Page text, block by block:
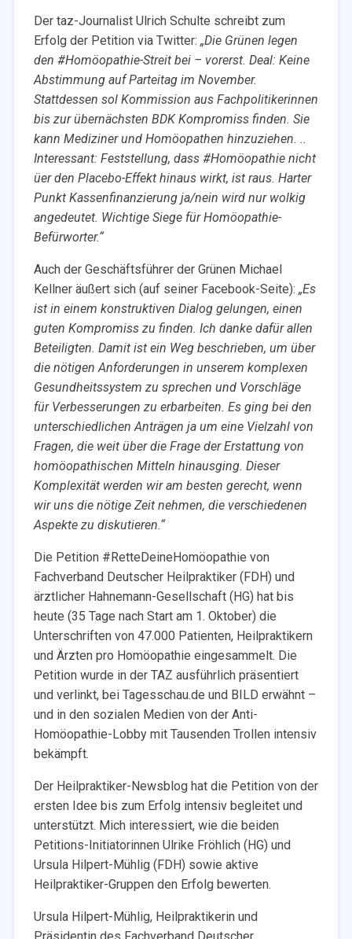
Der taz-Journalist Ulrich Schulte schreibt zum
Erfolg der Petition via Twitter: „Die Grünen legen
den #Homöopathie-Streit bei – vorerst. Deal: Keine
Abstimmung auf Parteitag im November.
Stattdessen sol Kommission aus Fachpolitikerinnen
bis zur übernächsten BDK Kompromiss finden. Sie
kann Mediziner und Homöopathen hinzuziehen. ..
Interessant: Feststellung, dass #Homöopathie nicht
üer den Placebo-Effekt hinaus wirkt, ist raus. Harter
Punkt Kassenfinanzierung ja/nein wird nur wolkig
angedeutet. Wichtige Siege für Homöopathie-
Befürworter.“
Auch der Geschäftsführer der Grünen Michael
Kellner äußert sich (auf seiner Facebook-Seite): „Es
ist in einem konstruktiven Dialog gelungen, einen
guten Kompromiss zu finden. Ich danke dafür allen
Beteiligten. Damit ist ein Weg beschrieben, um über
die nötigen Anforderungen in unserem komplexen
Gesundheitssystem zu sprechen und Vorschläge
für Verbesserungen zu erbarbeiten. Es ging bei den
unterschiedlichen Anträgen ja um eine Vielzahl von
Fragen, die weit über die Frage der Erstattung von
homöopathischen Mitteln hinausging. Dieser
Komplexität werden wir am besten gerecht, wenn
wir uns die nötige Zeit nehmen, die verschiedenen
Aspekte zu diskutieren.“
Die Petition #RetteDeineHomöopathie von
Fachverband Deutscher Heilpraktiker (FDH) und
ärztlicher Hahnemann-Gesellschaft (HG) hat bis
heute (35 Tage nach Start am 1. Oktober) die
Unterschriften von 47.000 Patienten, Heilpraktikern
und Ärzten pro Homöopathie eingesammelt. Die
Petition wurde in der TAZ ausführlich präsentiert
und verlinkt, bei Tagesschau.de und BILD erwähnt –
und in den sozialen Medien von der Anti-
Homöopathie-Lobby mit Tausenden Trollen intensiv
bekämpft.
Der Heilpraktiker-Newsblog hat die Petition von der
ersten Idee bis zum Erfolg intensiv begleitet und
unterstützt. Mich interessiert, wie die beiden
Petitions-Initiatorinnen Ulrike Fröhlich (HG) und
Ursula Hilpert-Mühlig (FDH) sowie aktive
Heilpraktiker-Gruppen den Erfolg bewerten.
Ursula Hilpert-Mühlig, Heilpraktikerin und